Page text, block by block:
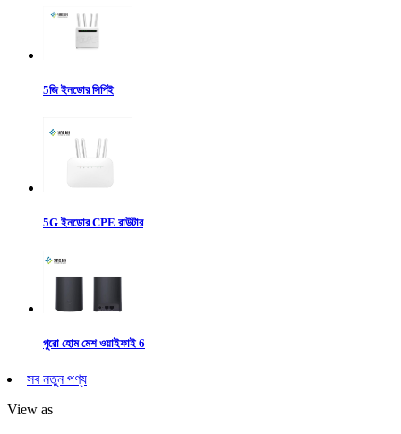
5জি ইনডোর সিপিই
5G ইনডোর CPE রাউটার
পুরো হোম মেশ ওয়াইফাই 6
সব নতুন পণ্য
View as